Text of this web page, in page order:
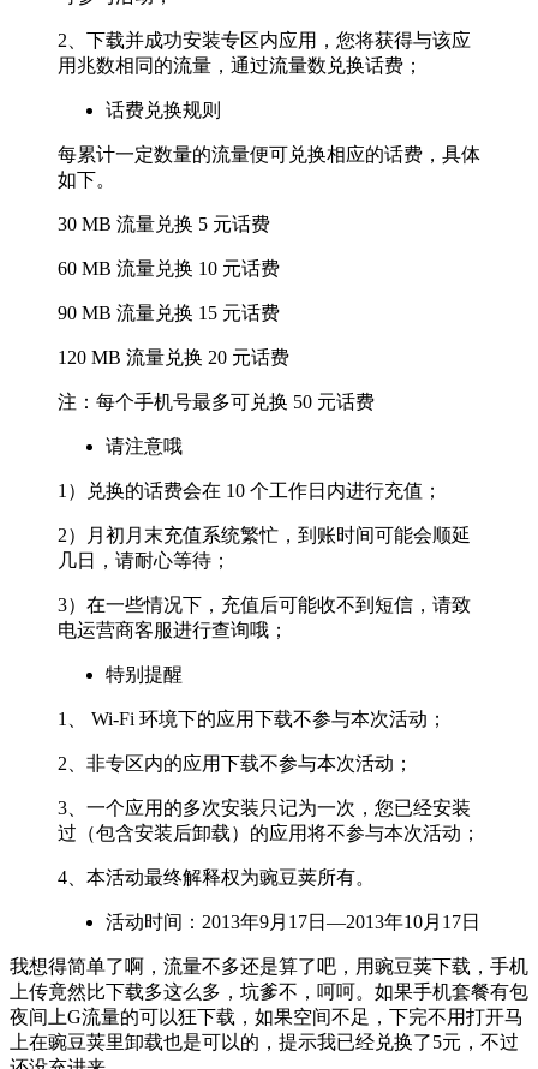
2、下载并成功安装专区内应用，您将获得与该应
用兆数相同的流量，通过流量数兑换话费；
话费兑换规则
每累计一定数量的流量便可兑换相应的话费，具体
如下。
30 MB 流量兑换 5 元话费
60 MB 流量兑换 10 元话费
90 MB 流量兑换 15 元话费
120 MB 流量兑换 20 元话费
注：每个手机号最多可兑换 50 元话费
请注意哦
1）兑换的话费会在 10 个工作日内进行充值；
2）月初月末充值系统繁忙，到账时间可能会顺延
几日，请耐心等待；
3）在一些情况下，充值后可能收不到短信，请致
电运营商客服进行查询哦；
特别提醒
1、 Wi-Fi 环境下的应用下载不参与本次活动；
2、非专区内的应用下载不参与本次活动；
3、一个应用的多次安装只记为一次，您已经安装
过（包含安装后卸载）的应用将不参与本次活动；
4、本活动最终解释权为豌豆荚所有。
活动时间：2013年9月17日—2013年10月17日
我想得简单了啊，流量不多还是算了吧，用豌豆荚下载，手机
上传竟然比下载多这么多，坑爹不，呵呵。如果手机套餐有包
夜间上G流量的可以狂下载，如果空间不足，下完不用打开马
上在豌豆荚里卸载也是可以的，提示我已经兑换了5元，不过